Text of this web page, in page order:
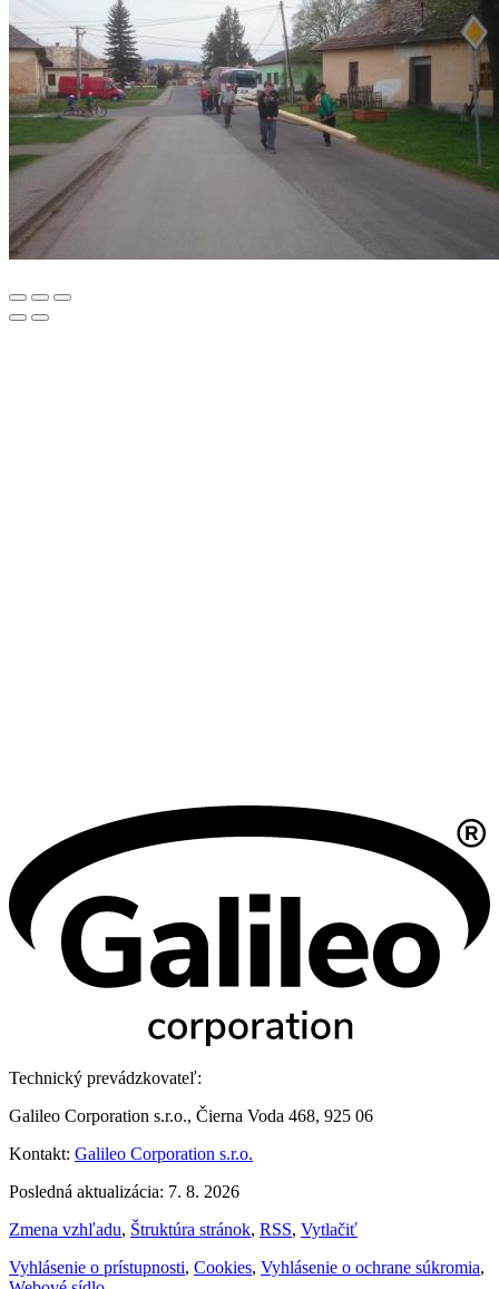
Technický prevádzkovateľ:
Galileo Corporation s.r.o., Čierna Voda 468, 925 06
Kontakt: Galileo Corporation s.r.o.
Posledná aktualizácia: 7. 8. 2026
Zmena vzhľadu, Štruktúra stránok, RSS, Vytlačiť
Vyhlásenie o prístupnosti, Cookies, Vyhlásenie o ochrane súkromia,